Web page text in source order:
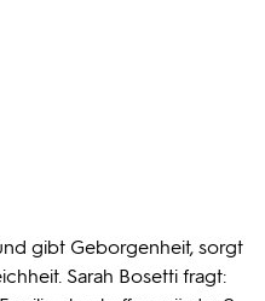
gibt Geborgenheit, sorgt
Sarah Bosetti fragt: